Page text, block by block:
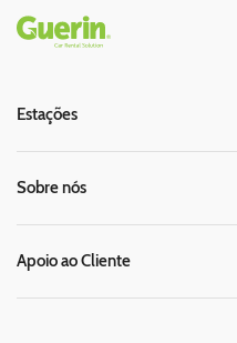
Rodapé
Estações
Sobre nós
Apoio ao Cliente